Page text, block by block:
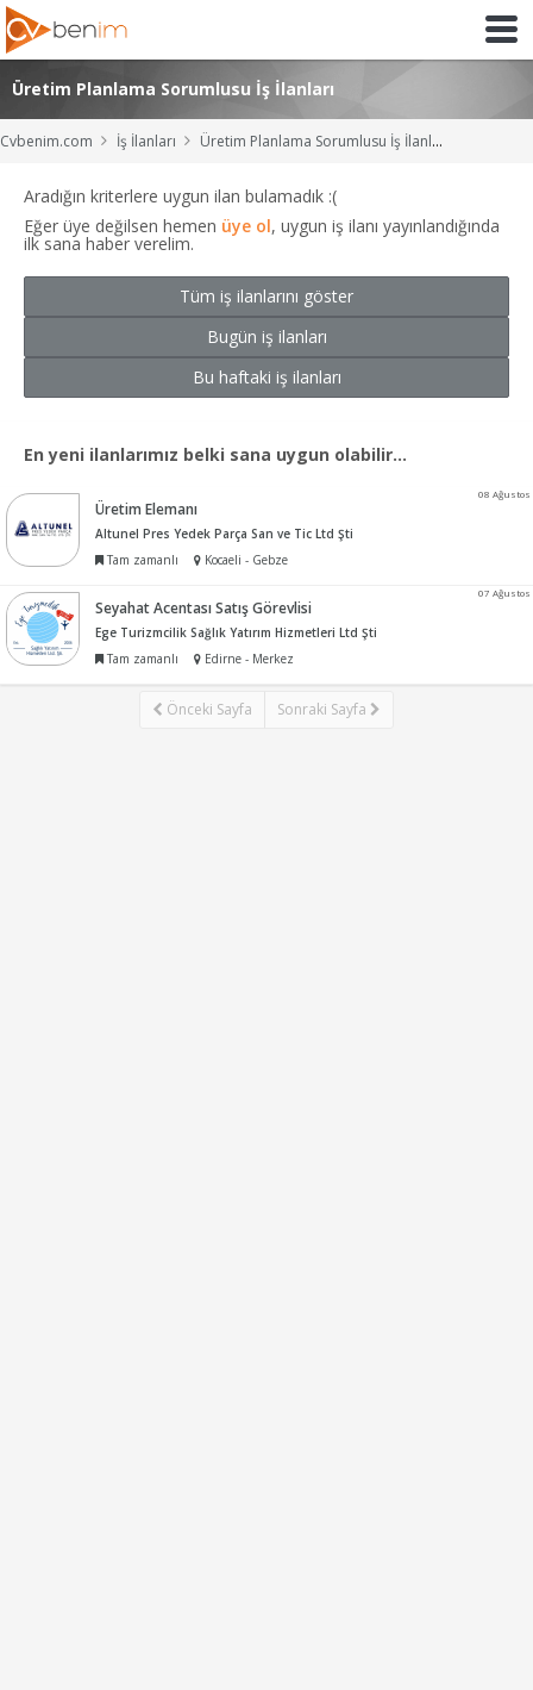
Üretim Planlama Sorumlusu İş İlanları
Cvbenim.com İş İlanları Üretim Planlama Sorumlusu İş İlanları
Aradığın kriterlere uygun ilan bulamadık :(
Eğer üye değilsen hemen üye ol, uygun iş ilanı yayınlandığında
ilk sana haber verelim.
Tüm iş ilanlarını göster
Bugün iş ilanları
Bu haftaki iş ilanları
En yeni ilanlarımız belki sana uygun olabilir...
08 Ağustos
Üretim Elemanı
Altunel Pres Yedek Parça San ve Tic Ltd Şti
Tam zamanlı
Kocaeli - Gebze
07 Ağustos
Seyahat Acentası Satış Görevlisi
Ege Turizmcilik Sağlık Yatırım Hizmetleri Ltd Şti
Tam zamanlı
Edirne - Merkez
Önceki Sayfa Sonraki Sayfa